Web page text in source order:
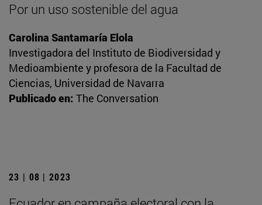
Por un uso sostenible del agua
Carolina Santamaría Elola
Investigadora del Instituto de Biodiversidad y
Medioambiente y profesora de la Facultad de
Ciencias, Universidad de Navarra
Publicado en: The Conversation
23 | 08 | 2023